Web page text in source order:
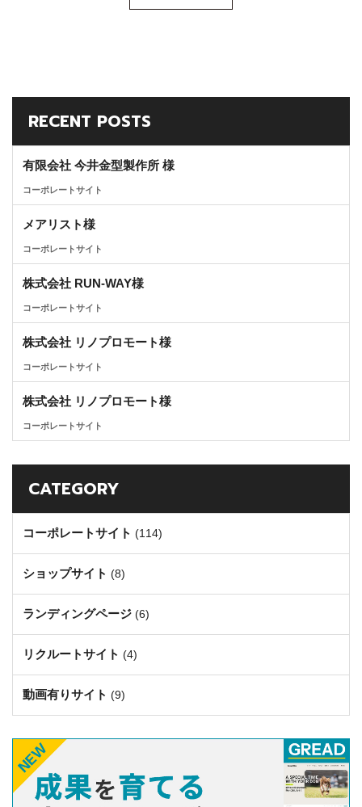
RECENT POSTS
有限会社 今井金型製作所 様
コーポレートサイト
メアリスト様
コーポレートサイト
株式会社 RUN-WAY様
コーポレートサイト
株式会社 リノプロモート様
コーポレートサイト
株式会社 リノプロモート様
コーポレートサイト
CATEGORY
コーポレートサイト (114)
ショップサイト (8)
ランディングページ (6)
リクルートサイト (4)
動画有りサイト (9)